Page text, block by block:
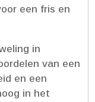
een fris en
in
van een
en een
in het